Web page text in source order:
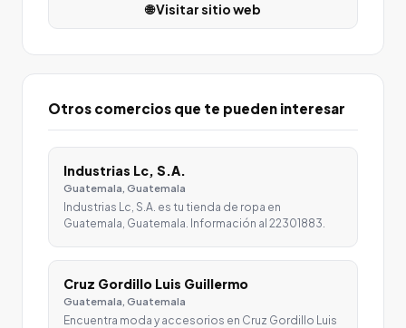
🌐 Visitar sitio web
Otros comercios que te pueden interesar
Industrias Lc, S.A.
Guatemala, Guatemala
Industrias Lc, S.A. es tu tienda de ropa en
Guatemala, Guatemala. Información al 22301883.
Cruz Gordillo Luis Guillermo
Guatemala, Guatemala
Encuentra moda y accesorios en Cruz Gordillo Luis